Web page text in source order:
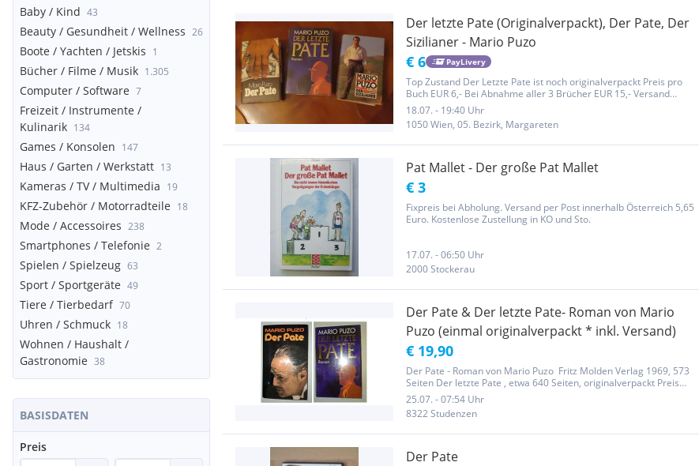
Baby / Kind 43
Beauty / Gesundheit / Wellness 26
Boote / Yachten / Jetskis 1
Bücher / Filme / Musik 1.305
Computer / Software 7
Freizeit / Instrumente /
Kulinarik 134
Games / Konsolen 147
Haus / Garten / Werkstatt 13
Kameras / TV / Multimedia 19
KFZ-Zubehör / Motorradteile 18
Mode / Accessoires 238
Smartphones / Telefonie 2
Spielen / Spielzeug 63
Sport / Sportgeräte 49
Tiere / Tierbedarf 70
Uhren / Schmuck 18
Wohnen / Haushalt /
Gastronomie 38
BASISDATEN
Preis
Der letzte Pate (Originalverpackt), Der Pate, Der
Sizilianer - Mario Puzo
€ 6 PayLivery
Top Zustand Der Letzte Pate ist noch originalverpackt Preis pro
Buch EUR 6,- Bei Abnahme aller 3 Brücher EUR 15,- Versand
Abholung in Wien oder Krems Privatverkauf - Der Verkauf erfolgt
unter Ausschluss jeglicher Gewährleistung. Keine Rücknahme. Aus...
18.07. - 19:40 Uhr
1050 Wien, 05. Bezirk, Margareten
Pat Mallet - Der große Pat Mallet
€ 3
Fixpreis bei Abholung. Versand per Post innerhalb Österreich 5,65
Euro. Kostenlose Zustellung in KO und Sto.
17.07. - 06:50 Uhr
2000 Stockerau
Der Pate & Der letzte Pate- Roman von Mario
Puzo (einmal originalverpackt * inkl. Versand)
€ 19,90
Der Pate - Roman von Mario Puzo Fritz Molden Verlag 1969, 573
Seiten Der letzte Pate , etwa 640 Seiten, originalverpackt Preis
inklusive Versand in Österreich , Privatverkauf, keine
Gewährleistung, Rücknahme oder Umtausch. Wenn Sie mehrere
meiner Bücher...
25.07. - 07:54 Uhr
8322 Studenzen
Der Pate